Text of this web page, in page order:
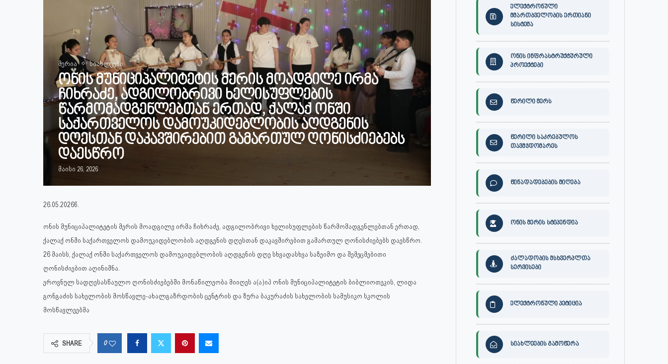
მერია სიახლეები
ონის მუნიციპალიტეტის მერის მოადგილე ირმა
ჩიხრაძე, ადგილობრივი ხელისუფლების
წარმომადგენლებთან ერთად, ქალაქ ონში
საქართველოს დამოუკიდებლობის აღდგენის
დღესთან დაკავშირებით გამართულ ღონისძიებებს
დაესწრო
მაისი 26, 2026
26.05.2026წ.
ონის მუნიციპალიტეტის მერის მოადგილე ირმა ჩიხრაძე, ადგილობრივი ხელისუფლების წარმომადგენლებთან ერთად,
ქალაქ ონში საქართველოს დამოუკიდებლობის აღდგენის დღესთან დაკავშირებით გამართულ ღონისძიებებს დაესწრო.
26 მაისს, ქალაქ ონში საქართველოს დამოუკიდებლობის აღდგენის დღე სხვადასხვა საზეიმო და შემეცმებითი
ღონისძიებით აღინიშნა.
ეროვნულ სადღესასწაულო ღონისძიებებში მონაწილეობა მიიღეს ა(ა)იპ ონის მუნიციპალიტეტის ბიბლიოთეკის, ლიდა
გონგაძის სახელობის მოსწავლე-ახალგაზრდობის ცენტრის და ზურა ბაკურაძის სახელობის სამუსიკო სკოლის
მოსწავლეებმა
SHARE 0
ელექტრონული
მმართბველობის ერთიანი
სისტემა
ონის ინფრასტრუქტურული
პროექტები
წერილი მერს
წერილი საკრებულოს
თავმჯდომარეს
წინადადებების მიღება
ონის მერის სტიპენდია
ძალადობის მსხვერპლთა
სერვისები
ელექტრონული პეტიცია
სიახლეების გამოწერა